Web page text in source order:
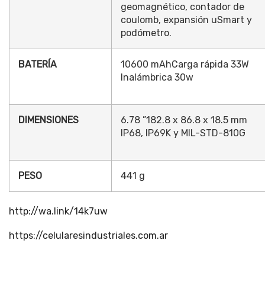
geomagnético, contador de
coulomb, expansión uSmart y
podómetro.
BATERÍA
10600 mAhCarga rápida 33W
Inalámbrica 30w
DIMENSIONES
6.78 ”182.8 x 86.8 x 18.5 mm
IP68, IP69K y MIL-STD-810G
PESO 441 g
http://wa.link/14k7uw
https://celularesindustriales.com.ar